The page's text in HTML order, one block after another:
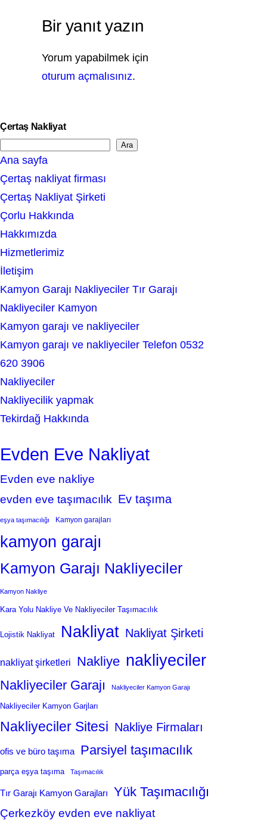
Bir yanıt yazın
Yorum yapabilmek için
oturum açmalısınız.
Çertaş Nakliyat
e
a
r
c
h
Ara
Ana sayfa
Çertaş nakliyat firması
Çertaş Nakliyat Şirketi
Çorlu Hakkında
Hakkımızda
Hizmetlerimiz
İletişim
Kamyon Garajı Nakliyeciler Tır Garajı
Nakliyeciler Kamyon
Kamyon garajı ve nakliyeciler
Kamyon garajı ve nakliyeciler Telefon 0532
620 3906
Nakliyeciler
Nakliyecilik yapmak
Tekirdağ Hakkında
Evden Eve Nakliyat
Evden eve nakliye
evden eve taşımacılık Ev taşıma
eşya taşımacılığı Kamyon garajları
kamyon garajı
Kamyon Garajı Nakliyeciler
Kamyon Nakliye
Kara Yolu Nakliye Ve Nakliyeciler Taşımacılık
Lojistik Nakliyat Nakliyat Nakliyat Şirketi
nakliyat şirketleri Nakliye nakliyeciler
Nakliyeciler Garajı Nakliyeciler Kamyon Garajı
Nakliyeciler Kamyon Garjları
Nakliyeciler Sitesi Nakliye Firmaları
ofis ve büro taşıma Parsiyel taşımacılık
parça eşya taşıma Taşımacılık
Tır Garajı Kamyon Garajları Yük Taşımacılığı
Çerkezköy evden eve nakliyat